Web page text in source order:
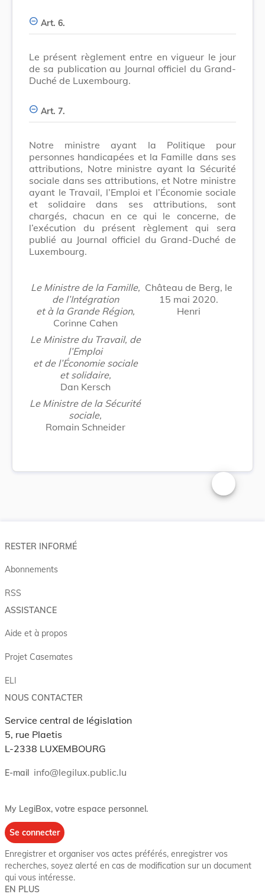
Art. 6.
Le présent règlement entre en vigueur le jour
de sa publication au Journal officiel du Grand-
Duché de Luxembourg.
Art. 7.
Notre ministre ayant la Politique pour
personnes handicapées et la Famille dans ses
attributions, Notre ministre ayant la Sécurité
sociale dans ses attributions, et Notre ministre
ayant le Travail, l’Emploi et l’Économie sociale
et solidaire dans ses attributions, sont
chargés, chacun en ce qui le concerne, de
l’exécution du présent règlement qui sera
publié au Journal officiel du Grand-Duché de
Luxembourg.
Le Ministre de la Famille,
de l’Intégration
et à la Grande Région,
Corinne Cahen
Le Ministre du Travail, de
l’Emploi
et de l’Économie sociale
et solidaire,
Dan Kersch
Le Ministre de la Sécurité
sociale,
Romain Schneider
Château de Berg, le
15 mai 2020.
Henri
Changer la
RESTER INFORMÉ
Abonnements
RSS
ASSISTANCE
Aide et à propos
Projet Casemates
ELI
NOUS CONTACTER
Service central de législation
5, rue Plaetis
L-2338 LUXEMBOURG
E-mail info@legilux.public.lu
My LegiBox, votre espace personnel.
Se connecter
Enregistrer et organiser vos actes préférés, enregistrer vos
recherches, soyez alerté en cas de modification sur un document
qui vous intéresse.
EN PLUS